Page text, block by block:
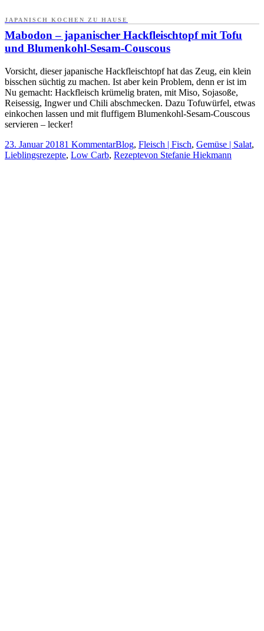
JAPANISCH KOCHEN ZU HAUSE
Mabodon – japanischer Hackfleischtopf mit Tofu
und Blumenkohl-Sesam-Couscous
Vorsicht, dieser japanische Hackfleischtopf hat das Zeug, ein klein
bisschen süchtig zu machen. Ist aber kein Problem, denn er ist im
Nu gemacht: Hackfleisch krümelig braten, mit Miso, Sojasoße,
Reisessig, Ingwer und Chili abschmecken. Dazu Tofuwürfel, etwas
einkochen lassen und mit fluffigem Blumenkohl-Sesam-Couscous
servieren – lecker!
23. Januar 20181 KommentarBlog, Fleisch | Fisch, Gemüse | Salat,
Lieblingsrezepte, Low Carb, Rezeptevon Stefanie Hiekmann